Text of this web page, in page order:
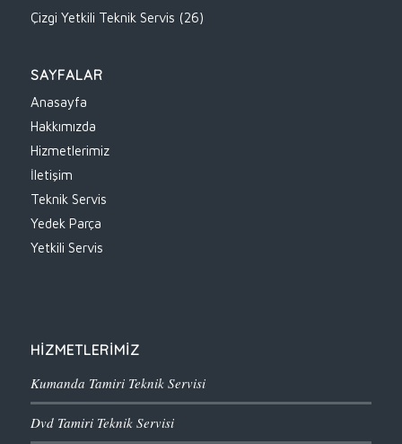
Çizgi Yetkili Teknik Servis (26)
SAYFALAR
Anasayfa
Hakkımızda
Hizmetlerimiz
İletişim
Teknik Servis
Yedek Parça
Yetkili Servis
HİZMETLERİMİZ
Kumanda Tamiri Teknik Servisi
Dvd Tamiri Teknik Servisi